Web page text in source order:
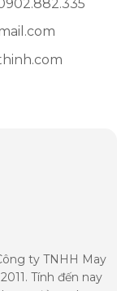
ty TNHH May
Tính đến nay